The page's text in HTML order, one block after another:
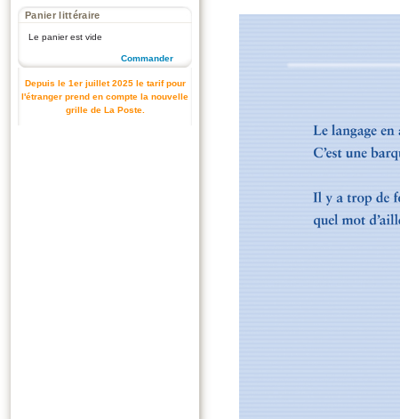
Panier littéraire
Le panier est vide
Commander
Depuis le 1er juillet 2025 le tarif pour
l'étranger prend en compte la nouvelle
grille de La Poste.